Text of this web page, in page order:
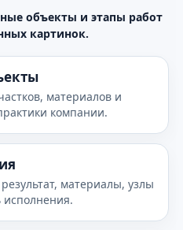
объекты и этапы работ
картинок.
материалов и
компании.
материалы, узлы